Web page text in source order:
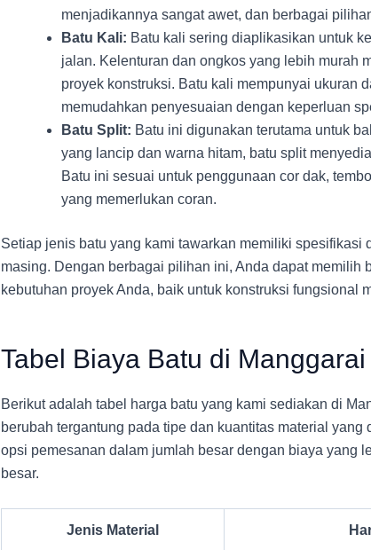
menjadikannya sangat awet, dan berbagai
Batu Kali: Batu kali sering diaplikasikan untuk
jalan. Kelenturan dan ongkos yang lebih murah
proyek konstruksi. Batu kali mempunyai ukuran
memudahkan penyesuaian dengan keperluan
Batu Split: Batu ini digunakan terutama untuk
yang lancip dan warna hitam, batu split
Batu ini sesuai untuk penggunaan cor dak,
yang memerlukan coran.
Setiap jenis batu yang kami tawarkan memiliki spesifikasi
masing. Dengan berbagai pilihan ini, Anda dapat memilih
kebutuhan proyek Anda, baik untuk konstruksi fungsional
Tabel Biaya Batu di
Berikut adalah tabel harga batu yang kami sediakan di
berubah tergantung pada tipe dan kuantitas material yang
opsi pemesanan dalam jumlah besar dengan biaya yang
besar.
Jenis Material